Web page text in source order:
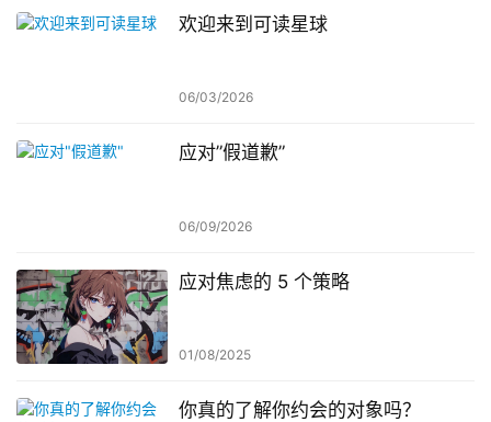
欢迎来到可读星球
06/03/2026
应对”假道歉”
06/09/2026
应对焦虑的 5 个策略
01/08/2025
你真的了解你约会的对象吗？